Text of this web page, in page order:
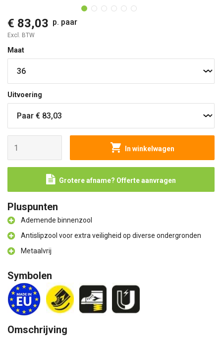
€ 83,03 p. paar
Excl. BTW
Maat
Uitvoering
In winkelwagen
Grotere afname? Offerte aanvragen
Pluspunten
Ademende binnenzool
Antislipzool voor extra veiligheid op diverse ondergronden
Metaalvrij
Symbolen
Omschrijving